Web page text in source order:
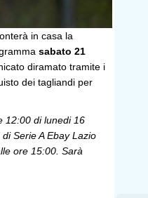
in casa la
sabato 21
diramato tramite i
dei tagliandi per
12:00 di lunedi 16
Serie A Ebay Lazio
ore 15:00. Sarà